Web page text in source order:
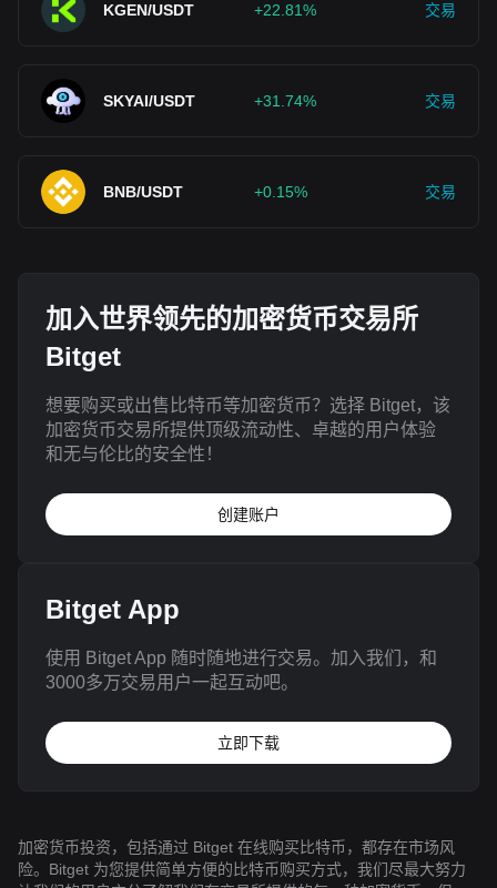
KGEN/USDT +22.81% 交易
SKYAI/USDT +31.74% 交易
BNB/USDT +0.15% 交易
加入世界领先的加密货币交易所
Bitget
想要购买或出售比特币等加密货币？选择 Bitget，该
加密货币交易所提供顶级流动性、卓越的用户体验
和无与伦比的安全性！
创建账户
Bitget App
使用 Bitget App 随时随地进行交易。加入我们，和
3000多万交易用户一起互动吧。
立即下载
加密货币投资，包括通过 Bitget 在线购买比特币，都存在市场风
险。Bitget 为您提供简单方便的比特币购买方式，我们尽最大努力